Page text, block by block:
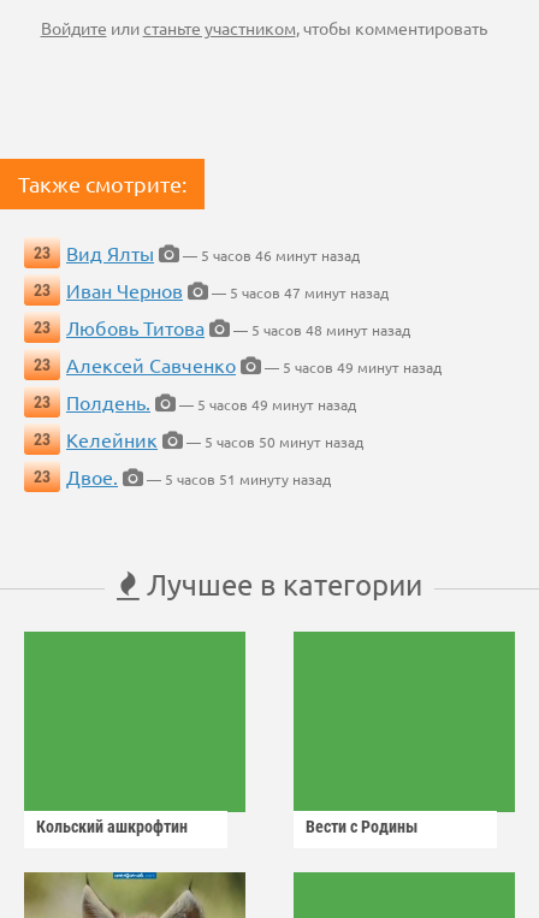
Войдите илистаньте участником, чтобы комментировать
Также смотрите:
23 Вид Ялты
— 5 часов 46 минут назад
23
Иван Чернов
— 5 часов 47 минут назад
23
Любовь Титова
— 5 часов 48 минут назад
23
Алексей Савченко
— 5 часов 49 минут назад
23
Полдень.
— 5 часов 49 минут назад
23
Келейник
— 5 часов 50 минут назад
23
Двое. — 5 часов 51 минуту назад
Лучшее в категории
Кольский ашкрофтин Вести с Родины